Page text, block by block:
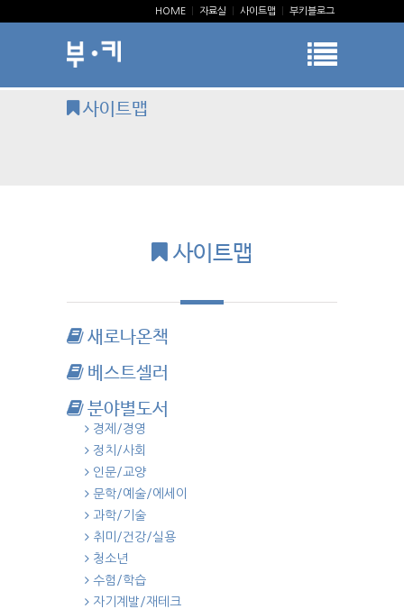
HOME 자료실 사이트맵 부키블로그
사이트맵
사이트맵
새로나온책
베스트셀러
분야별도서
경제/경영
정치/사회
인문/교양
문학/예술/에세이
과학/기술
취미/건강/실용
청소년
수험/학습
자기계발/재테크